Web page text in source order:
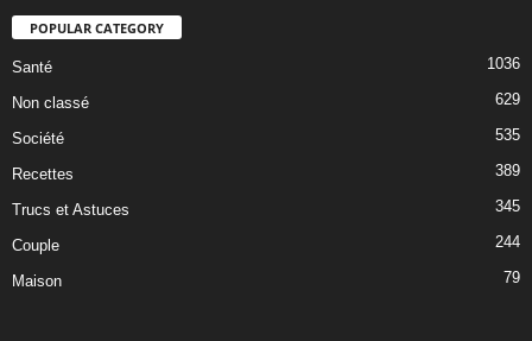
POPULAR CATEGORY
Santé 1036
Non classé 629
Société 535
Recettes 389
Trucs et Astuces 345
Couple 244
Maison 79